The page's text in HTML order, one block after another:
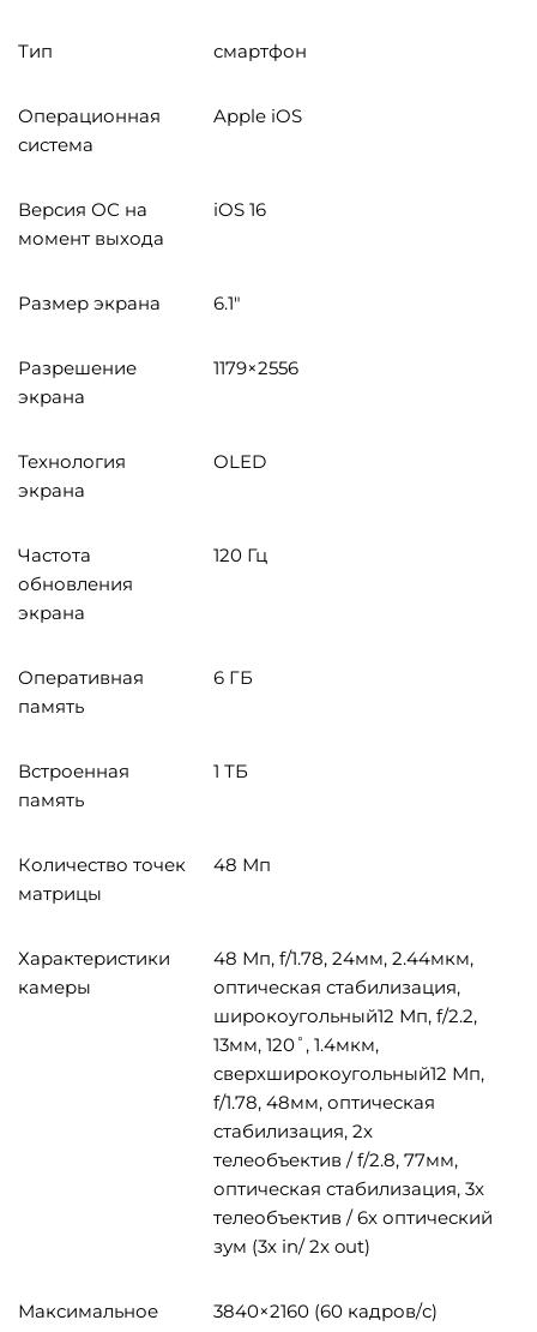
Тип смартфон
Операционная
система
Apple iOS
Версия ОС на
момент выхода
iOS 16
Размер экрана 6.1"
Разрешение
экрана
1179×2556
Технология
экрана
OLED
Частота
обновления
экрана
120 Гц
Оперативная
память
6 ГБ
Встроенная
память
1 ТБ
Количество точек
матрицы
48 Мп
Характеристики
камеры
48 Мп, f/1.78, 24мм, 2.44мкм,
оптическая стабилизация,
широкоугольный12 Мп, f/2.2,
13мм, 120˚, 1.4мкм,
сверхширокоугольный12 Мп,
f/1.78, 48мм, оптическая
стабилизация, 2x
телеобъектив / f/2.8, 77мм,
оптическая стабилизация, 3x
телеобъектив / 6х оптический
зум (3х in/ 2x out)
Максимальное
3840×2160 (60 кадров/с)